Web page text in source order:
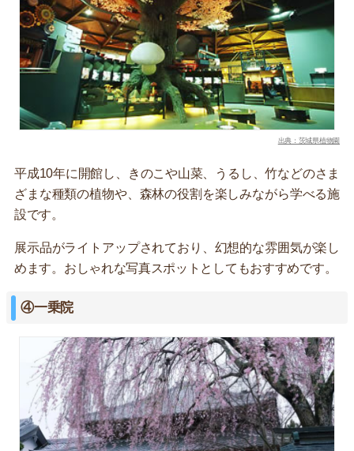
出典：茨城県植物園
平成10年に開館し、きのこや山菜、うるし、竹などのさま
ざまな種類の植物や、森林の役割を楽しみながら学べる施
設です。
展示品がライトアップされており、幻想的な雰囲気が楽し
めます。おしゃれな写真スポットとしてもおすすめです。
④一乗院